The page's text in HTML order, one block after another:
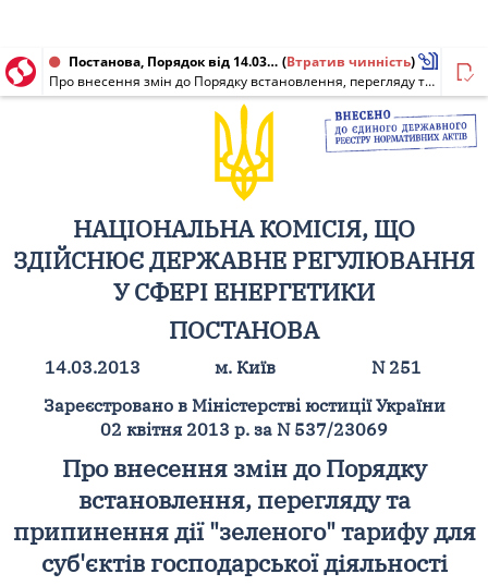
Постанова, Порядок від 14.03.2013 № 251 (Втратив чинність)
Про внесення змін до Порядку встановлення, перегляду та припинення дії "зеленого" тарифу для суб'єктів господарської діяльності